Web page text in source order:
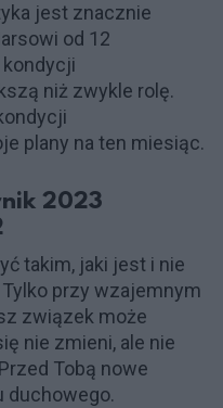
jest znacznie
od 12
niż zwykle rolę.
plany na ten miesiąc.
2023
takim, jaki jest i nie
Tylko przy wzajemnym
związek może
nie zmieni, ale nie
Tobą nowe
duchowego.